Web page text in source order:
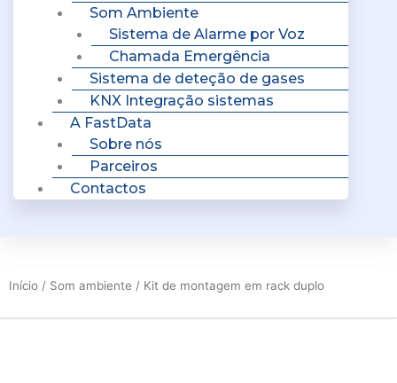
Som Ambiente
Sistema de Alarme por Voz
Chamada Emergência
Sistema de deteção de gases
KNX Integração sistemas
A FastData
Sobre nós
Parceiros
Contactos
Início / Som ambiente / Kit de montagem em rack duplo